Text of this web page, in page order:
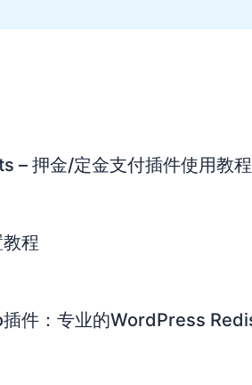
– 押金/定金支付插件使用教程
程
件：专业的WordPress